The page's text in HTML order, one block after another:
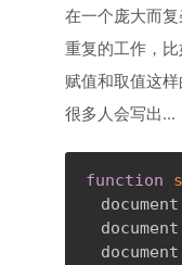
在一个庞大而
重复的工作，
赋值和取值这
很多人会写出...
function
  document
  document
  document